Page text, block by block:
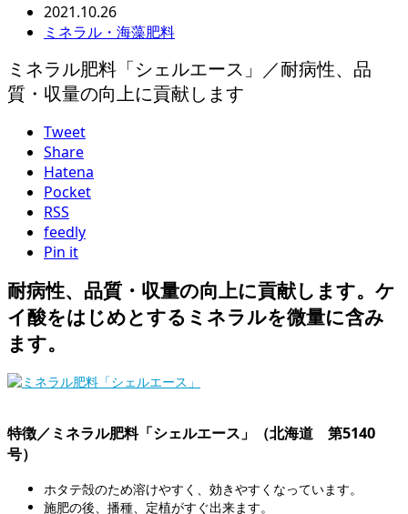
2021.10.26
ミネラル・海藻肥料
ミネラル肥料「シェルエース」／耐病性、品
質・収量の向上に貢献します
Tweet
Share
Hatena
Pocket
RSS
feedly
Pin it
耐病性、品質・収量の向上に貢献します。ケ
イ酸をはじめとするミネラルを微量に含み
ます。
特徴／ミネラル肥料「シェルエース」（北海道 第5140
号）
ホタテ殻のため溶けやすく、効きやすくなっています。
施肥の後、播種、定植がすぐ出来ます。